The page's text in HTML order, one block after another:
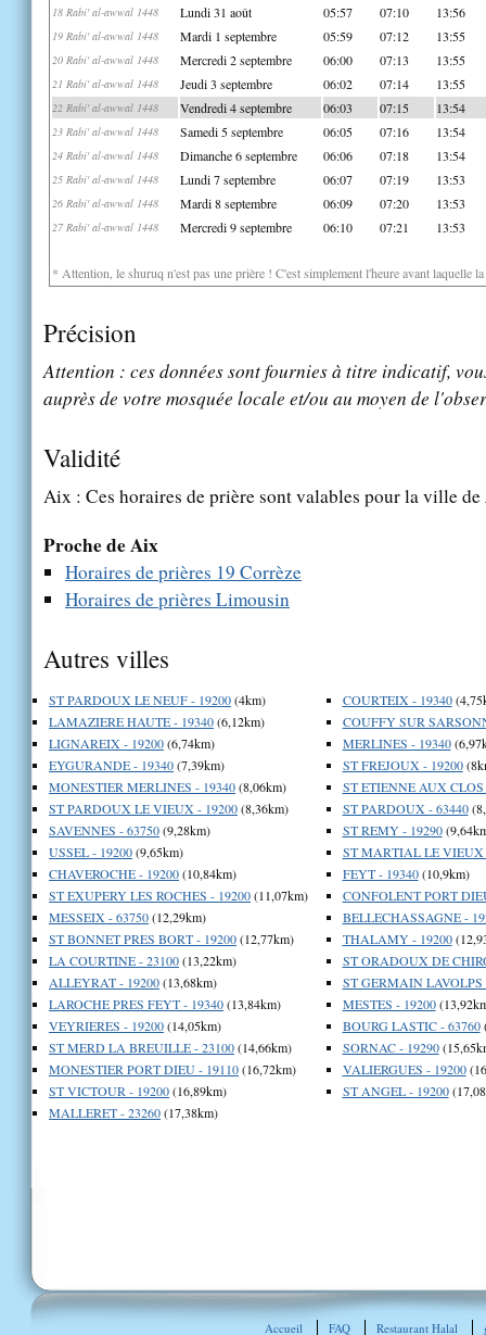
18 Rabi' al-awwal 1448 Lundi 31 août 05:57 07:10 13:56
19 Rabi' al-awwal 1448 Mardi 1 septembre 05:59 07:12 13:55
20 Rabi' al-awwal 1448 Mercredi 2 septembre 06:00 07:13 13:55
21 Rabi' al-awwal 1448 Jeudi 3 septembre 06:02 07:14 13:55
22 Rabi' al-awwal 1448 Vendredi 4 septembre 06:03 07:15 13:54
23 Rabi' al-awwal 1448 Samedi 5 septembre 06:05 07:16 13:54
24 Rabi' al-awwal 1448 Dimanche 6 septembre 06:06 07:18 13:54
25 Rabi' al-awwal 1448 Lundi 7 septembre 06:07 07:19 13:53
26 Rabi' al-awwal 1448 Mardi 8 septembre 06:09 07:20 13:53
27 Rabi' al-awwal 1448 Mercredi 9 septembre 06:10 07:21 13:53
* Attention, le shuruq n'est pas une prière ! C'est simplement l'heure avant laquelle
Précision
Attention : ces données sont fournies à titre indicatif,
auprès de votre mosquée locale et/ou au moyen de
Validité
Aix : Ces horaires de prière sont valables pour la ville de
Proche de Aix
Horaires de prières 19 Corrèze
Horaires de prières Limousin
Autres villes
ST PARDOUX LE NEUF - 19200(4km)
LAMAZIERE HAUTE - 19340(6,12km)
LIGNAREIX - 19200(6,74km)
EYGURANDE - 19340(7,39km)
MONESTIER MERLINES - 19340(8,06km)
ST PARDOUX LE VIEUX - 19200(8,36km)
SAVENNES - 63750(9,28km)
USSEL - 19200(9,65km)
CHAVEROCHE - 19200(10,84km)
ST EXUPERY LES ROCHES - 19200(11,07km)
MESSEIX - 63750(12,29km)
ST BONNET PRES BORT - 19200(12,77km)
LA COURTINE - 23100(13,22km)
ALLEYRAT - 19200(13,68km)
LAROCHE PRES FEYT - 19340(13,84km)
VEYRIERES - 19200(14,05km)
ST MERD LA BREUILLE - 23100(14,66km)
MONESTIER PORT DIEU - 19110(16,72km)
ST VICTOUR - 19200(16,89km)
MALLERET - 23260(17,38km)
COURTEIX - 19340
COUFFY SUR
MERLINES - 19340
ST FREJOUX - 19200
ST ETIENNE AUX CLOS
ST PARDOUX - 63440
ST REMY - 19290
ST MARTIAL LE VIEUX
FEYT - 19340(10,9km)
CONFOLENT PORT
BELLECHASSAGNE -
THALAMY - 19200
ST ORADOUX DE
ST GERMAIN LAVOLPS
MESTES - 19200
BOURG LASTIC - 63760
SORNAC - 19290
VALIERGUES - 19200
ST ANGEL - 19200
Accueil FAQ Restaurant Halal